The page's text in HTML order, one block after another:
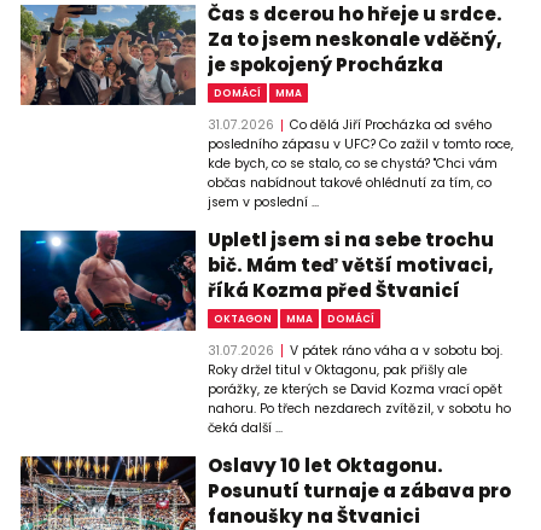
Čas s dcerou ho hřeje u srdce.
Za to jsem neskonale vděčný,
je spokojený Procházka
DOMÁCÍ MMA
31.07.2026
Co dělá Jiří Procházka od svého
posledního zápasu v UFC? Co zažil v tomto roce,
kde bych, co se stalo, co se chystá? "Chci vám
občas nabídnout takové ohlédnutí za tím, co
jsem v poslední ...
Upletl jsem si na sebe trochu
bič. Mám teď větší motivaci,
říká Kozma před Štvanicí
OKTAGON MMA DOMÁCÍ
31.07.2026
V pátek ráno váha a v sobotu boj.
Roky držel titul v Oktagonu, pak přišly ale
porážky, ze kterých se David Kozma vrací opět
nahoru. Po třech nezdarech zvítězil, v sobotu ho
čeká další ...
Oslavy 10 let Oktagonu.
Posunutí turnaje a zábava pro
fanoušky na Štvanici